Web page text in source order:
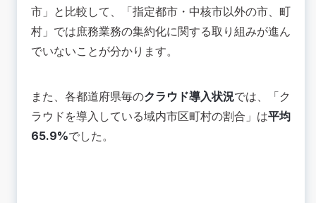
市」と比較して、「指定都市・中核市以外の市、町
村」では庶務業務の集約化に関する取り組みが進ん
でいないことが分かります。
また、各都道府県毎のクラウド導入状況では、「ク
ラウドを導入している域内市区町村の割合」は平均
65.9%でした。